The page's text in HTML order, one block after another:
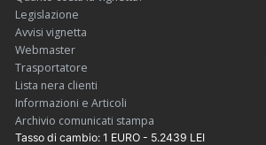
Legislazione
Avvisi vignetta
Webmaster
Trasportatore
Lista nera clienti
Informazioni e Articoli
Archivio comunicati stampa
Tasso di cambio: 1 EURO - 5.2439 LEI